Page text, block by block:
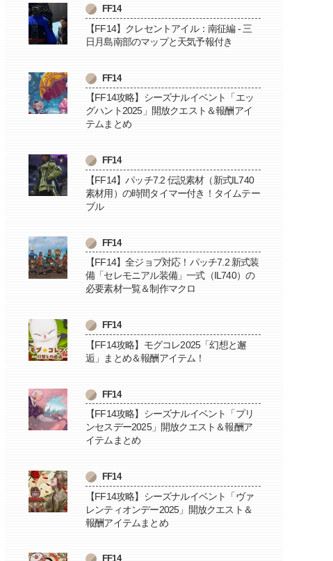
FF14
【FF14】クレセントアイル：南征編 - 三
日月島南部のマップと天気予報付き
FF14
【FF14攻略】シーズナルイベント「エッ
グハント2025」開放クエスト＆報酬アイ
テムまとめ
FF14
【FF14】パッチ7.2 伝説素材（新式IL740
素材用）の時間タイマー付き！タイムテー
ブル
FF14
【FF14】全ジョブ対応！パッチ7.2 新式装
備「セレモニアル装備」一式（IL740）の
必要素材一覧＆制作マクロ
FF14
【FF14攻略】モグコレ2025「幻想と邂
逅」まとめ＆報酬アイテム！
FF14
【FF14攻略】シーズナルイベント「プリ
ンセスデー2025」開放クエスト＆報酬ア
イテムまとめ
FF14
【FF14攻略】シーズナルイベント「ヴァ
レンティオンデー2025」開放クエスト＆
報酬アイテムまとめ